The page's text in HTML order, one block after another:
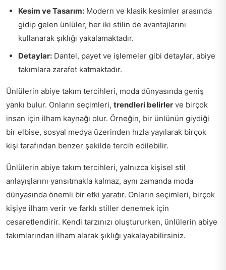
Kesim ve Tasarım: Modern ve klasik kesimler arasında
gidip gelen ünlüler, her iki stilin de avantajlarını
kullanarak şıklığı yakalamaktadır.
Detaylar: Dantel, payet ve işlemeler gibi detaylar, abiye
takımlara zarafet katmaktadır.
Ünlülerin abiye takım tercihleri, moda dünyasında geniş
yankı bulur. Onların seçimleri, trendleri belirler ve birçok
insan için ilham kaynağı olur. Örneğin, bir ünlünün giydiği
bir elbise, sosyal medya üzerinden hızla yayılarak birçok
kişi tarafından benzer şekilde tercih edilebilir.
Ünlülerin abiye takım tercihleri, yalnızca kişisel stil
anlayışlarını yansıtmakla kalmaz, aynı zamanda moda
dünyasında önemli bir etki yaratır. Onların seçimleri, birçok
kişiye ilham verir ve farklı stiller denemek için
cesaretlendirir. Kendi tarzınızı oluştururken, ünlülerin abiye
takımlarından ilham alarak şıklığı yakalayabilirsiniz.